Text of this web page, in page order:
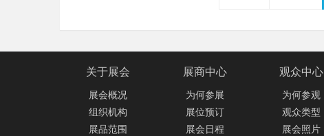
关于展会
展会概况
组织机构
展品范围
展商中心
为何参展
展位预订
展会日程
观众中心
为何参观
观众类型
展会照片